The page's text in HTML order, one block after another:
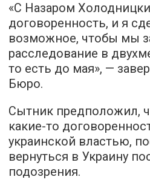
«С Назаром
договоренность, и я
возможное, чтобы мы
расследование в
то есть до мая», —
Бюро.
Сытник предположил,
какие-то
украинской властью,
вернуться в Украину
подозрения.